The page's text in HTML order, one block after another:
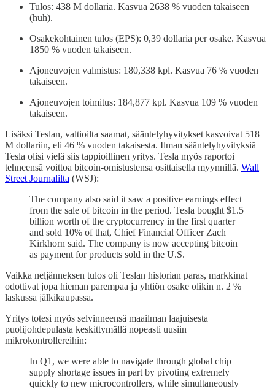
Tulos: 438 M dollaria. Kasvua 2638 % vuoden takaiseen
(huh).
Osakekohtainen tulos (EPS): 0,39 dollaria per osake. Kasvua
1850 % vuoden takaiseen.
Ajoneuvojen valmistus: 180,338 kpl. Kasvua 76 % vuoden
takaiseen.
Ajoneuvojen toimitus: 184,877 kpl. Kasvua 109 % vuoden
takaiseen.
Lisäksi Teslan, valtioilta saamat, sääntelyhyvitykset kasvoivat 518
M dollariin, eli 46 % vuoden takaisesta. Ilman sääntelyhyvityksiä
Tesla olisi vielä siis tappioillinen yritys. Tesla myös raportoi
tehneensä voittoa bitcoin-omistustensa osittaisella myynnillä. Wall
Street Journalilta (WSJ):
The company also said it saw a positive earnings effect
from the sale of bitcoin in the period. Tesla bought $1.5
billion worth of the cryptocurrency in the first quarter
and sold 10% of that, Chief Financial Officer Zach
Kirkhorn said. The company is now accepting bitcoin
as payment for products sold in the U.S.
Vaikka neljänneksen tulos oli Teslan historian paras, markkinat
odottivat jopa hieman parempaa ja yhtiön osake olikin n. 2 %
laskussa jälkikaupassa.
Yritys totesi myös selvinneensä maailman laajuisesta
puolijohdepulasta keskittymällä nopeasti uusiin
mikrokontrollereihin:
In Q1, we were able to navigate through global chip
supply shortage issues in part by pivoting extremely
quickly to new microcontrollers, while simultaneously